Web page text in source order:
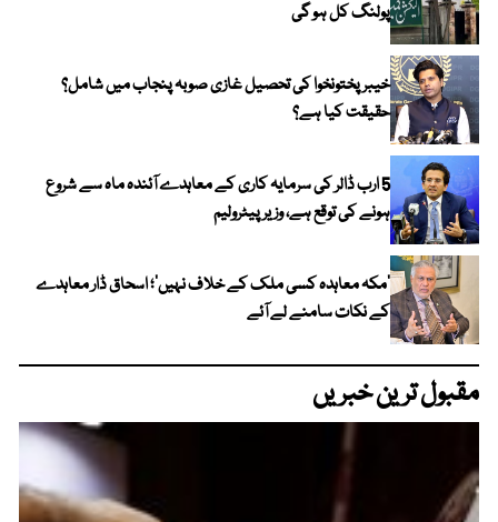
پولنگ کل ہو گی
خیبر پختونخوا کی تحصیل غازی صوبہ پنجاب میں شامل؟
حقیقت کیا ہے؟
5 ارب ڈالر کی سرمایہ کاری کے معاہدے آئندہ ماہ سے شروع
ہونے کی توقع ہے، وزیر پیٹرولیم
‘مکہ معاہدہ کسی ملک کے خلاف نہیں’؛ اسحاق ڈار معاہدے
کے نکات سامنے لے آئے
مقبول ترین خبریں